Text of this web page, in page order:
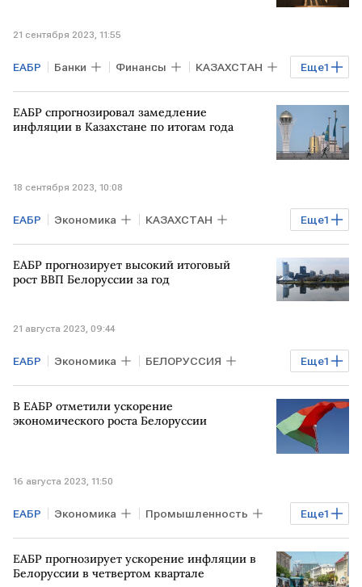
21 сентября 2023, 11:55
Еще1
ЕАБР Банки Финансы КАЗАХСТАН
инвестиции
ЕАБР спрогнозировал замедление
инфляции в Казахстане по итогам года
18 сентября 2023, 10:08
Еще1
ЕАБР Экономика КАЗАХСТАН
инфляция
ЕАБР прогнозирует высокий итоговый
рост ВВП Белоруссии за год
21 августа 2023, 09:44
Еще1
ЕАБР Экономика БЕЛОРУССИЯ
ВВП
В ЕАБР отметили ускорение
экономического роста Белоруссии
16 августа 2023, 11:50
Еще1
ЕАБР Экономика Промышленность
БЕЛОРУССИЯ
ЕАБР прогнозирует ускорение инфляции в
Белоруссии в четвертом квартале